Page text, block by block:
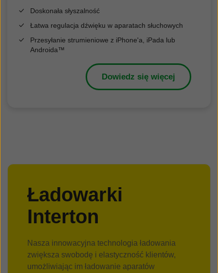
Doskonała słyszalność
Łatwa regulacja dźwięku w aparatach słuchowych
Przesyłanie strumieniowe z iPhone'a, iPada lub
Androida™
Dowiedz się więcej
Ładowarki
Interton
Nasza innowacyjna technologia ładowania
zwiększa swobodę i elastyczność klientów,
umożliwiając im ładowanie aparatów